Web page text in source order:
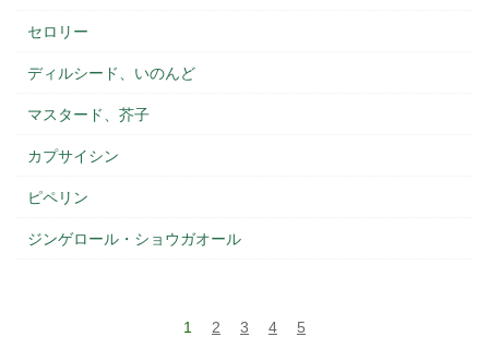
セロリー
ディルシード、いのんど
マスタード、芥子
カプサイシン
ピペリン
ジンゲロール・ショウガオール
1 2 3 4
5